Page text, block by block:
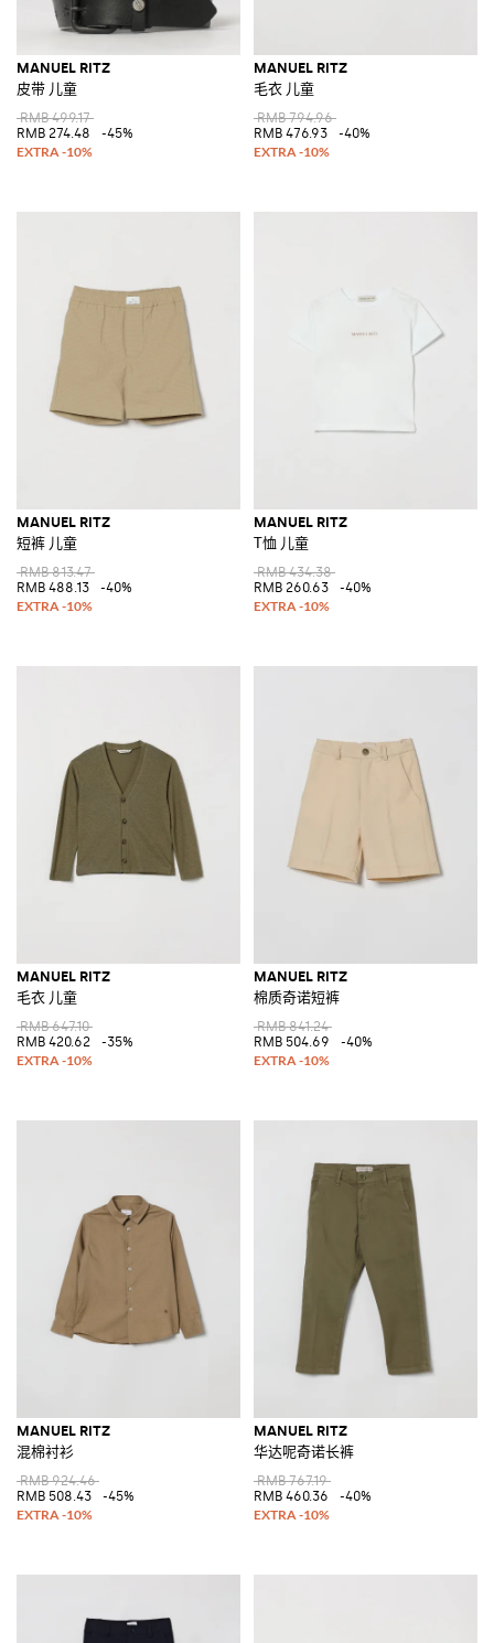
MANUEL RITZ
皮带 儿童
RMB 499.17
RMB 274.48
-45%
MANUEL RITZ
毛衣 儿童
RMB 794.96
RMB 476.93
-40%
MANUEL RITZ
短裤 儿童
RMB 813.47
RMB 488.13
-40%
MANUEL RITZ
T恤 儿童
RMB 434.38
RMB 260.63
-40%
MANUEL RITZ
毛衣 儿童
RMB 647.10
RMB 420.62
-35%
MANUEL RITZ
棉质奇诺短裤
RMB 841.24
RMB 504.69
-40%
MANUEL RITZ
混棉衬衫
RMB 924.46
RMB 508.43
-45%
MANUEL RITZ
华达呢奇诺长裤
RMB 767.19
RMB 460.36
-40%